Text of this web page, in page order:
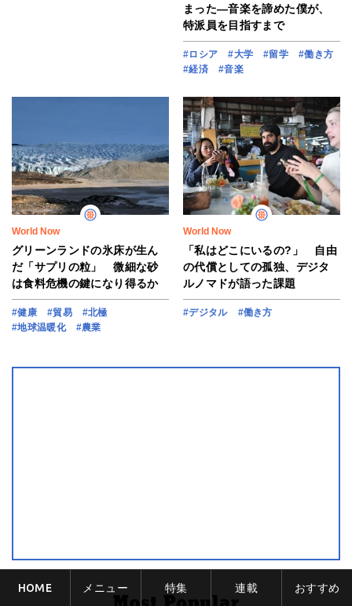
まった―音楽を諦めた僕が、
特派員を目指すまで
#ロシア #大学 #留学
#働き方
#経済
#音楽
World Now
グリーンランドの氷床が生ん
だ「サプリの粒」 微細な砂
は食料危機の鍵になり得るか
#健康 #貿易
#北極
#地球温暖化
#農業
World Now
「私はどこにいるの?」 自由
の代償としての孤独、デジタ
ルノマドが語った課題
#デジタル #働き方
HOME メニュー 特集 連載 おすすめ